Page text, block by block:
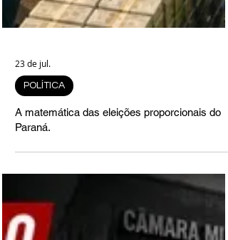
23 de jul.
POLÍTICA
Paraná.